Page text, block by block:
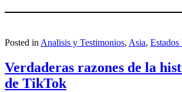
Posted in Analisis y Testimonios, Asia,
Verdaderas razones de la
de TikTok